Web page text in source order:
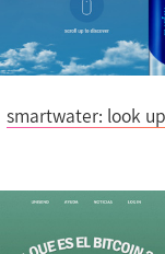
smartwater: look up